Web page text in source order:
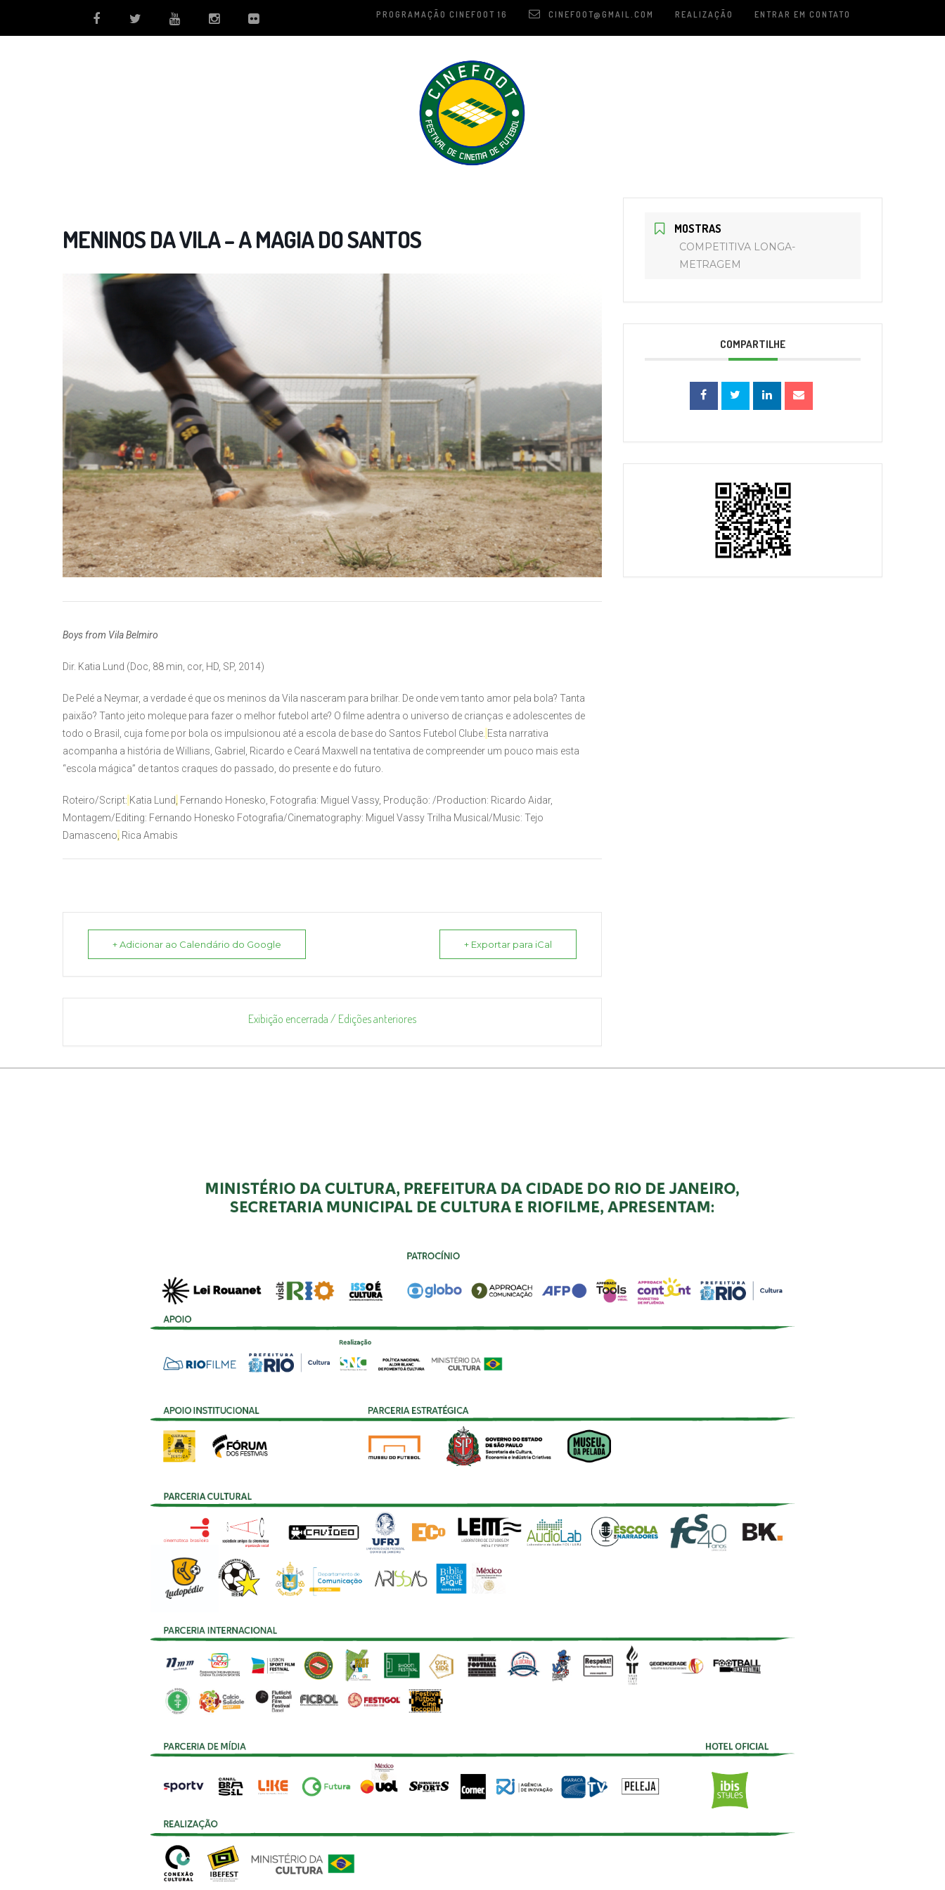
PROGRAMAÇÃO CINEFOOT 16 CINEFOOT@GMAIL.COM REALIZAÇÃO ENTRAR EM CONTATO
MENINOS DA VILA – A MAGIA DO SANTOS
Boys from Vila Belmiro
Dir. Katia Lund (Doc, 88 min, cor, HD, SP, 2014)
De Pelé a Neymar, a verdade é que os meninos da Vila nasceram para brilhar. De onde vem tanto amor pela bola? Tanta
paixão? Tanto jeito moleque para fazer o melhor futebol arte? O filme adentra o universo de crianças e adolescentes de
todo o Brasil, cuja fome por bola os impulsionou até a escola de base do Santos Futebol Clube. Esta narrativa
acompanha a história de Willians, Gabriel, Ricardo e Ceará Maxwell na tentativa de compreender um pouco mais esta
“escola mágica” de tantos craques do passado, do presente e do futuro.
Roteiro/Script: Katia Lund Fernando Honesko, Fotografia: Miguel Vassy, Produção: /Production: Ricardo Aidar,
Montagem/Editing: Fernando Honesko Fotografia/Cinematography: Miguel VassyTrilha Musical/Music: Tejo
Damasceno Rica Amabis
+ Adicionar ao Calendário do Google + Exportar para iCal
Exibição encerrada / Edições anteriores
MOSTRAS
COMPETITIVA LONGA-
METRAGEM
COMPARTILHE